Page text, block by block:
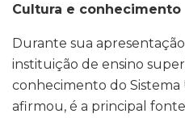
Cultura e conhecimento
Durante sua
instituição de ensino
conhecimento do Sistema
afirmou, é a principal